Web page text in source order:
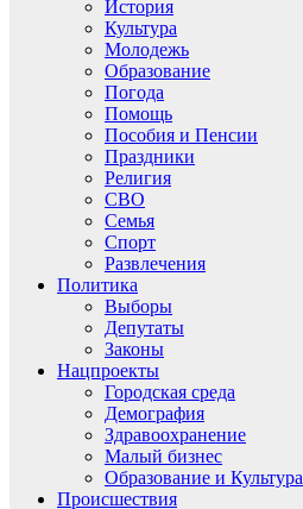
История
Культура
Молодежь
Образование
Погода
Помощь
Пособия и Пенсии
Праздники
Религия
СВО
Семья
Спорт
Развлечения
Политика
Выборы
Депутаты
Законы
Нацпроекты
Городская среда
Демография
Здравоохранение
Малый бизнес
Образование и Культура
Происшествия